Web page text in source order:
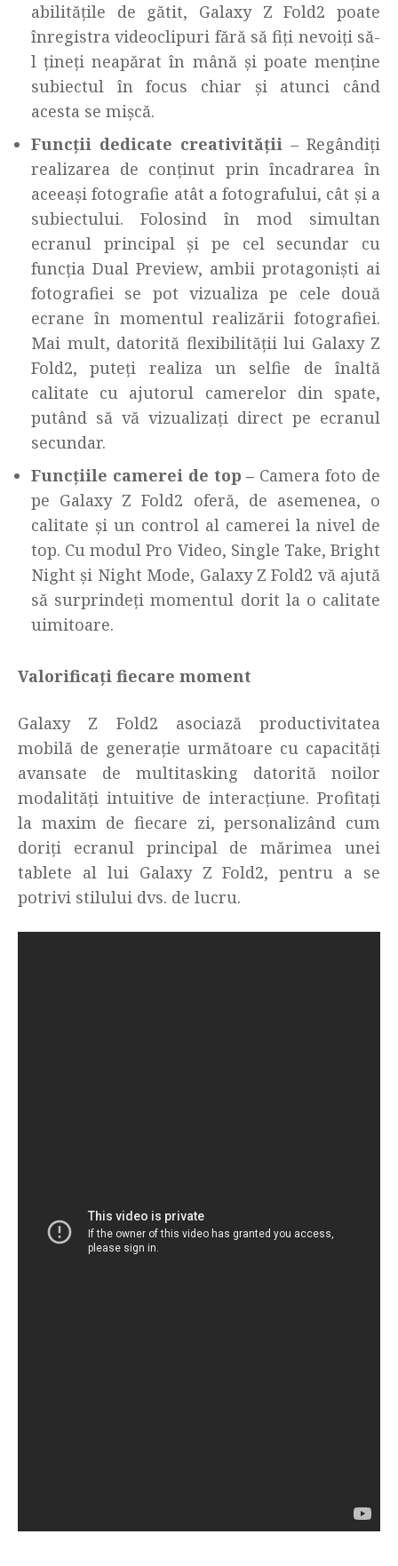
abilitățile de gătit, Galaxy Z Fold2 poate
înregistra videoclipuri fără să fiți nevoiți să-
l țineți neapărat în mână și poate menține
subiectul în focus chiar și atunci când
acesta se mișcă.
Funcții dedicate creativității – Regândiți
realizarea de conținut prin încadrarea în
aceeași fotografie atât a fotografului, cât și a
subiectului. Folosind în mod simultan
ecranul principal și pe cel secundar cu
funcția Dual Preview, ambii protagoniști ai
fotografiei se pot vizualiza pe cele două
ecrane în momentul realizării fotografiei.
Mai mult, datorită flexibilității lui Galaxy Z
Fold2, puteți realiza un selfie de înaltă
calitate cu ajutorul camerelor din spate,
putând să vă vizualizați direct pe ecranul
secundar.
Funcțiile camerei de top – Camera foto de
pe Galaxy Z Fold2 oferă, de asemenea, o
calitate și un control al camerei la nivel de
top. Cu modul Pro Video, Single Take, Bright
Night și Night Mode, Galaxy Z Fold2 vă ajută
să surprindeți momentul dorit la o calitate
uimitoare.
Valorificați fiecare moment
Galaxy Z Fold2 asociază productivitatea
mobilă de generație următoare cu capacități
avansate de multitasking datorită noilor
modalități intuitive de interacțiune. Profitați
la maxim de fiecare zi, personalizând cum
doriți ecranul principal de mărimea unei
tablete al lui Galaxy Z Fold2, pentru a se
potrivi stilului dvs. de lucru.